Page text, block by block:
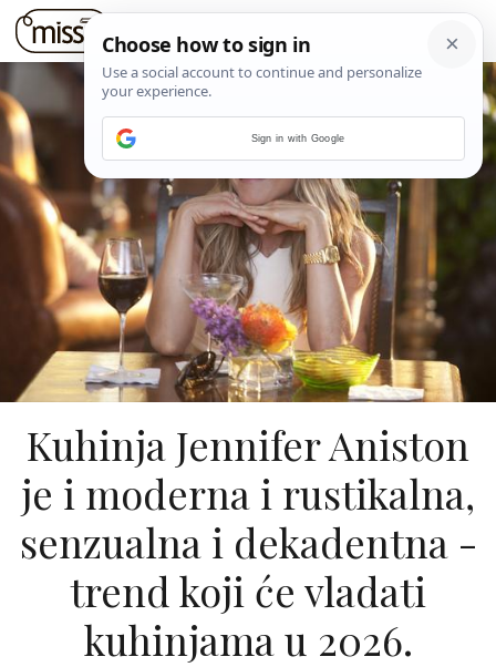
Kuhinja Jennifer Aniston
je i moderna i rustikalna,
senzualna i dekadentna -
trend koji će vladati
kuhinjama u 2026.
Sign in with Google